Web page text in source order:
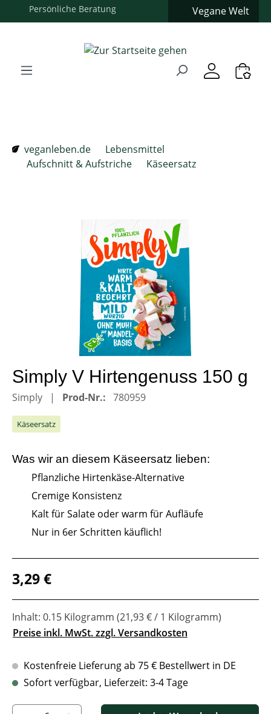
Zum Hauptinhalt springen
Zur Hauptnavigation springen
Vegane Welt
veganleben.de
Lebensmittel
Aufschnitt & Aufstriche
Käseersatz
Bildergalerie überspringen
Simply V Hirtengenuss 150 g
Simply Prod-Nr.: 780959
Käseersatz
Was wir an diesem Käseersatz lieben:
Pflanzliche Hirtenkäse-Alternative
Cremige Konsistenz
Kalt für Salate oder warm für Aufläufe
Nur in 6er Schritten käuflich!
Regulärer Preis:
3,29 €
Inhalt: 0.15 Kilogramm (21,93 € / 1 Kilogramm)
Preise inkl. MwSt. zzgl. Versandkosten
Kostenfreie Lieferung ab 75 € Bestellwert in DE
Sofort verfügbar, Lieferzeit: 3-4 Tage
Produkt Anzahl: Gib den gewünschten Wert ein oder benutze